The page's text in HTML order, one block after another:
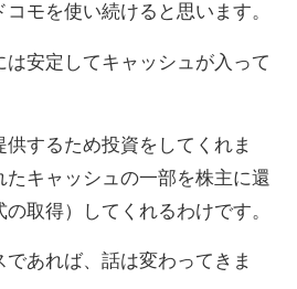
モを使い続けると思います。
安定してキャッシュが入って
するため投資をしてくれま
キャッシュの一部を株主に還
取得）してくれるわけです。
あれば、話は変わってきま